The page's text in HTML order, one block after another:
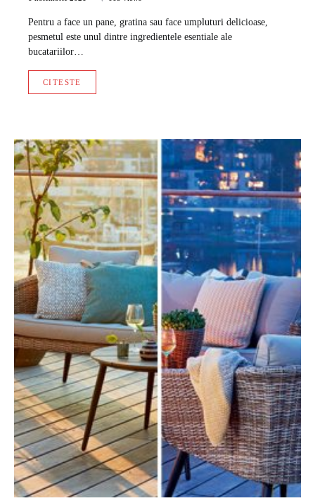
Pentru a face un pane, gratina sau face umpluturi delicioase,
pesmetul este unul dintre ingredientele esentiale ale
bucatariilor…
CITESTE